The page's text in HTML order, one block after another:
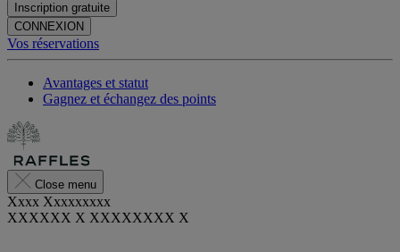
Inscription gratuite
CONNEXION
Vos réservations
Avantages et statut
Gagnez et échangez des points
Close menu
Xxxx Xxxxxxxxx
XXXXXX X XXXXXXXX X